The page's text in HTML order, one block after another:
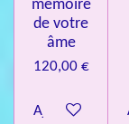
mémoire
de votre
âme
120,00 €
Ajouter au